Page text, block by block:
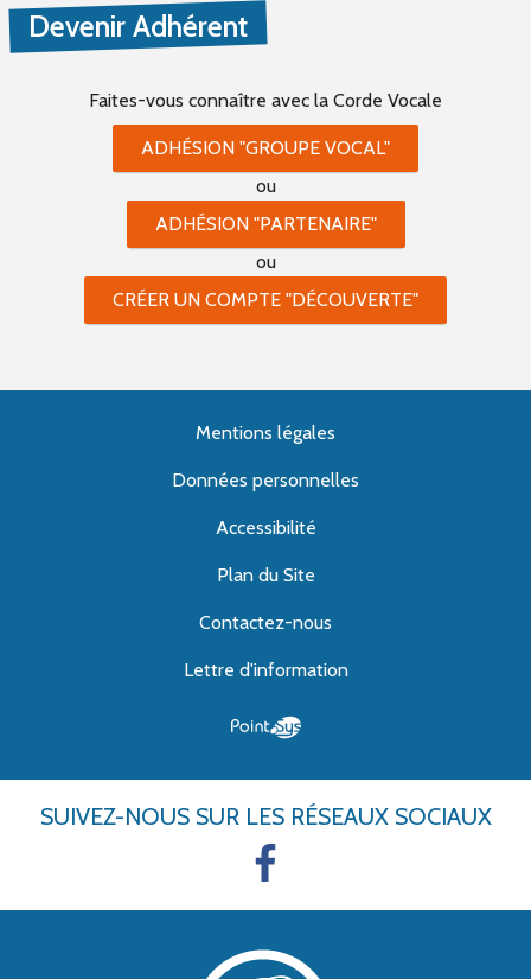
Devenir Adhérent
Faites-vous connaître avec la Corde Vocale
ADHÉSION "GROUPE VOCAL"
ou
ADHÉSION "PARTENAIRE"
ou
CRÉER UN COMPTE "DÉCOUVERTE"
Mentions légales
Données personnelles
Accessibilité
Plan du Site
Contactez-nous
Lettre d'information
SUIVEZ-NOUS SUR LES RÉSEAUX SOCIAUX